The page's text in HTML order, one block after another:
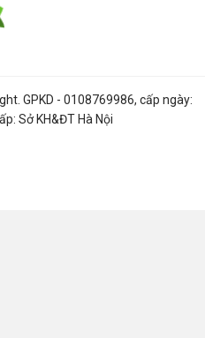
. GPKD - 0108769986, cấp ngày:
Sở KH&ĐT Hà Nội